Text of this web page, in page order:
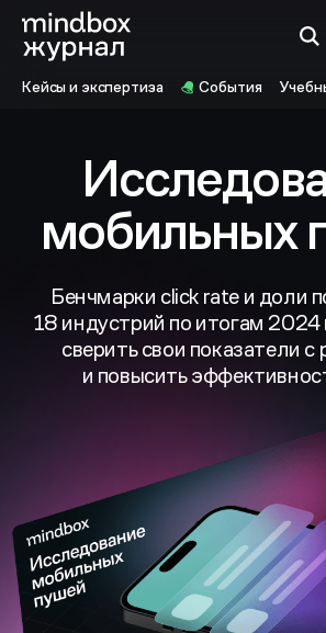
Кейсы и экспертиза События
мобильных
Бенчмарки click rate и доли
18 индустрий по итогам 2024
сверить свои показатели
и повысить